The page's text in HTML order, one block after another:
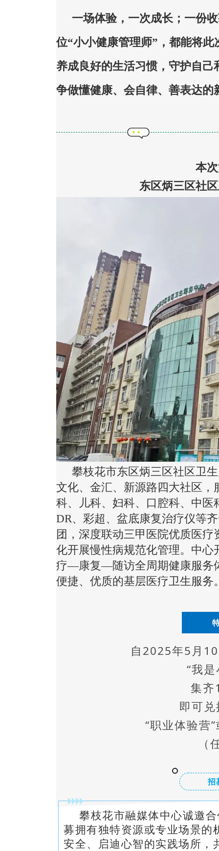
一场体验，一次成长；一份
位“小小健康管理师”，都能将
养成良好的生活习惯，守护自
争做懂健康、会自律、善表达的
本
东区炳三区社
攀枝花市东区炳三区社区卫
文化、金汇、新源路四大社区
科、儿科、妇科、口腔科、中
DR、彩超、盆底康复治疗仪等
团，深度联动三甲医院优质医
化开展慢性病规范化管理。中
疗—康复—随访全周期健康服务
便捷、优质的基层医疗卫生服务
自2025年5月
“我
集齐
即可
“职业体验营
招
攀枝花市融媒体中心诚邀
募拥有独特资源或专业场景的
安全、启迪心智的实践场所